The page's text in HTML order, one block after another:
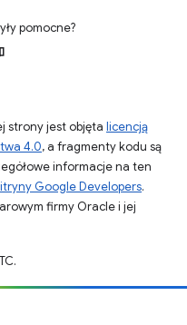
pomocne?
strony jest objęta licencją
4.0, a fragmenty kodu są
informacje na ten
Google Developers.
firmy Oracle i jej